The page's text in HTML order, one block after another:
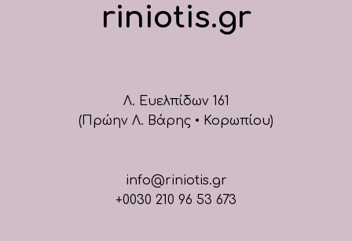
riniotis.gr
Λ. Ευελπίδων 161
(Πρώην Λ. Βάρης • Κορωπίου)
info@riniotis.gr
+0030 210 96 53 673